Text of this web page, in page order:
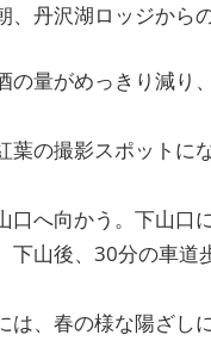
、丹沢湖ロッジから
量がめっきり減り
の撮影スポットに
へ向かう。下山口
山後、30分の車道
、春の様な陽ざし